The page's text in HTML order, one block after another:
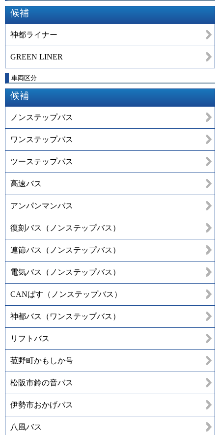
候補
神都ライナー
GREEN LINER
車両区分
候補
ノンステップバス
ワンステップバス
ツーステップバス
高速バス
アンパンマンバス
復刻バス（ノンステップバス）
連節バス（ノンステップバス）
電気バス（ノンステップバス）
CANばす（ノンステップバス）
神都バス（ワンステップバス）
リフトバス
菰野町かもしか号
松阪市鈴の音バス
伊勢市おかげバス
八風バス